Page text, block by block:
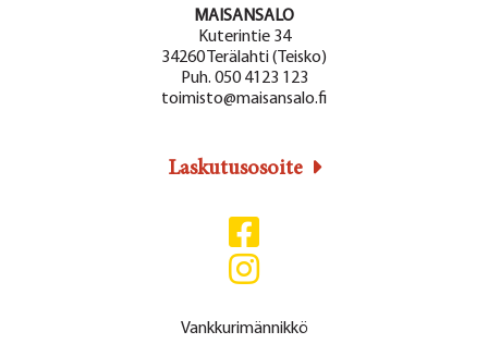
MAISANSALO
Kuterintie 34
34260 Terälahti (Teisko)
Puh. 050 4123 123
toimisto@maisansalo.fi
Laskutusosoite
Vankkurimännikkö